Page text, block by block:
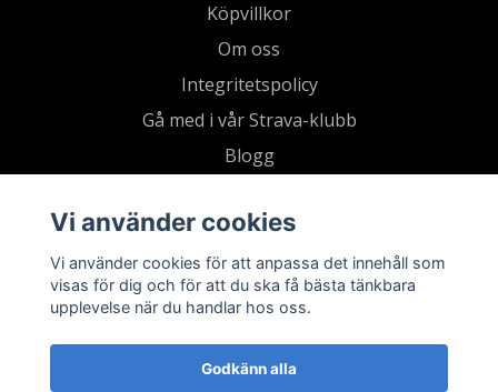
Köpvillkor
Om oss
Integritetspolicy
Gå med i vår Strava-klubb
Blogg
Retur
Vi använder cookies
Vi använder cookies för att anpassa det innehåll som
visas för dig och för att du ska få bästa tänkbara
upplevelse när du handlar hos oss.
Godkänn alla